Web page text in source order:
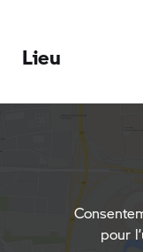
Lieu
pour